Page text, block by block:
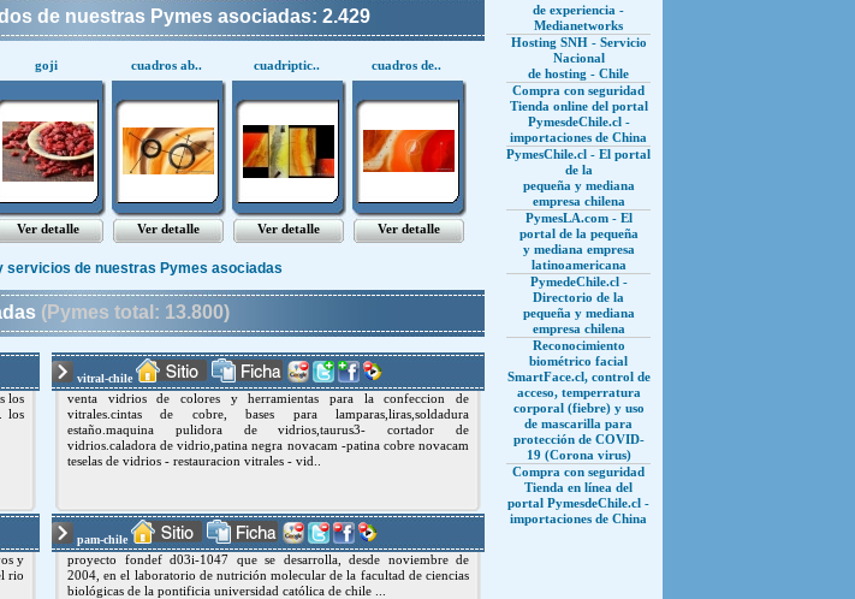
de nuestras Pymes asociadas: 2.429
goji
Ver detalle
cuadros ab..
Ver detalle
cuadriptic..
Ver detalle
cuadros de..
Ver detalle
servicios de nuestras Pymes asociadas
(Pymes total: 13.800)
los
los
y
rio
vitral-chile
venta vidrios de colores y herramientas para la confeccion de
vitrales.cintas de cobre, bases para lamparas,liras,soldadura
estaño.maquina pulidora de vidrios,taurus3- cortador de
vidrios.caladora de vidrio,patina negra novacam -patina cobre novacam
teselas de vidrios - restauracion vitrales - vid..
pam-chile
proyecto fondef d03i-1047 que se desarrolla, desde noviembre de
2004, en el laboratorio de nutrición molecular de la facultad de ciencias
biológicas de la pontificia universidad católica de chile ...
de experiencia -
Medianetworks
Hosting SNH - Servicio
Nacional
de hosting - Chile
Compra con seguridad
Tienda online del portal
PymesdeChile.cl -
importaciones de China
PymesChile.cl - El portal
de la
pequeña y mediana
empresa chilena
PymesLA.com - El
portal de la pequeña
y mediana empresa
latinoamericana
PymedeChile.cl -
Directorio de la
pequeña y mediana
empresa chilena
Reconocimiento
biométrico facial
SmartFace.cl, control de
acceso, temperratura
corporal (fiebre) y uso
de mascarilla para
protección de COVID-
19 (Corona virus)
Compra con seguridad
Tienda en línea del
portal PymesdeChile.cl -
importaciones de China